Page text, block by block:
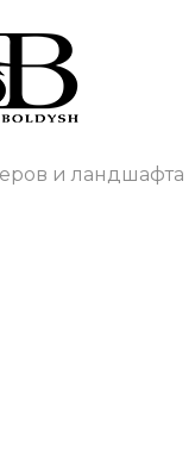
и ландшафта